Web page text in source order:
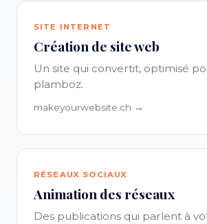
SITE INTERNET
Création de site web
Un site qui convertit, optimisé
plamboz.
makeyourwebsite.ch →
RÉSEAUX SOCIAUX
Animation des réseaux
Des publications qui parlent à